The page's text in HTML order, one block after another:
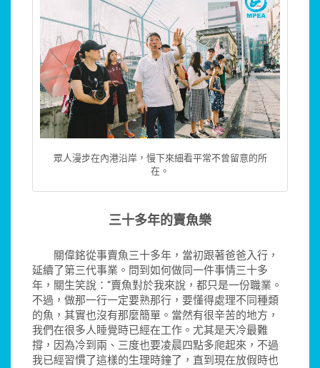
眾人漫步在內港沿岸，慢下來細看平常不曾留意的所
在。
三十多年的賣魚樂
關偉銘從事賣魚三十多年，當初跟著爸爸入行，
延續了第三代事業。問到如何做同一件事情三十多
年，關生笑說：“賣魚對於我來說，都只是一份職業。
不過，做那一行一定要熟那行，要懂得處理不同種類
的魚，其實也沒有那麼簡單。當然有很辛苦的地方，
我們在很多人睡覺時已經在工作。尤其是天冷最難
撐，因為冷到兩、三度也要凌晨四點多爬起來，不過
我已經習慣了這樣的生理時鐘了，直到現在放假時也